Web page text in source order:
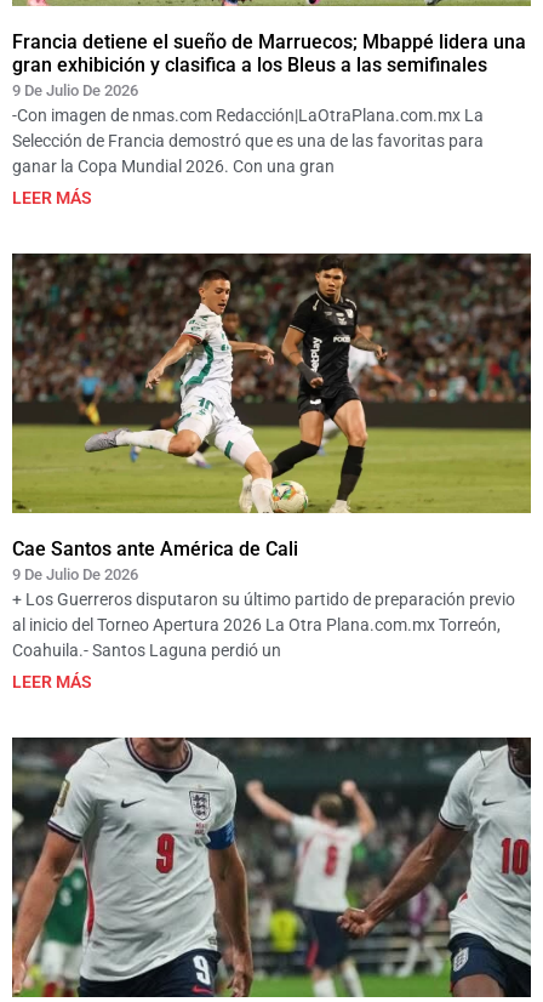
Francia detiene el sueño de Marruecos; Mbappé lidera una
gran exhibición y clasifica a los Bleus a las semifinales
9 De Julio De 2026
-Con imagen de nmas.com Redacción|LaOtraPlana.com.mx La
Selección de Francia demostró que es una de las favoritas para
ganar la Copa Mundial 2026. Con una gran
LEER MÁS
Cae Santos ante América de Cali
9 De Julio De 2026
+ Los Guerreros disputaron su último partido de preparación previo
al inicio del Torneo Apertura 2026 La Otra Plana.com.mx Torreón,
Coahuila.- Santos Laguna perdió un
LEER MÁS